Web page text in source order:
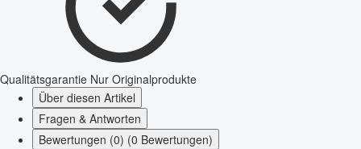
Qualitätsgarantie Nur Originalprodukte
Über diesen Artikel
Fragen & Antworten
Bewertungen (0) (0 Bewertungen)